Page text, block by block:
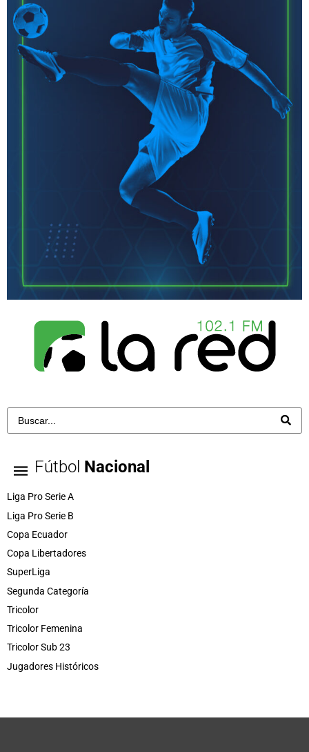
Fútbol Nacional
Liga Pro Serie A
Liga Pro Serie B
Copa Ecuador
Copa Libertadores
SuperLiga
Segunda Categoría
Tricolor
Tricolor Femenina
Tricolor Sub 23
Jugadores Históricos